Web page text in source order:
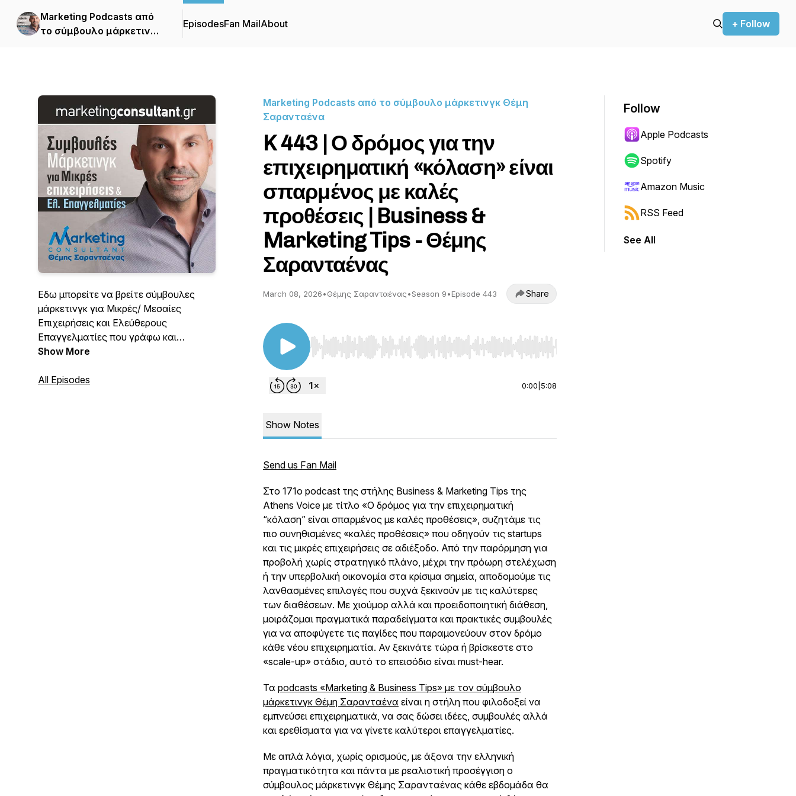
Marketing Podcasts από
το σύμβουλο μάρκετινγκ
EpisodesFan MailAbout + Follow
Εδω μπορείτε να βρείτε σύμβουλες
μάρκετινγκ για Μικρές/ Μεσαίες
Επιχειρήσεις και Ελεύθερους
Επαγγελματίες που γράφω και
ηχογραφώ για εσάς. Μπορείτε να
κινητό σας το ΔΩΡΕΑΝ application
Show More
All Episodes
Marketing Podcasts από το σύμβουλο μάρκετινγκ Θέμη
Σαρανταένα
K 443 | Ο δρόμος για την
επιχειρηματική «κόλαση» είναι
σπαρμένος με καλές
προθέσεις | Business &
Marketing Tips - Θέμης
Σαρανταένας
March 08, 2026•Θέμης Σαρανταένας•Season 9•Episode 443 Share
Use Left/Right to seek, Home/End to jump to start or end. Hold shift to jump forward or backward.
0:00 5:08
Show Notes
Send us Fan Mail
Στο 171o podcast της στήλης Business & Marketing Tips της
Athens Voice με τίτλο «Ο δρόμος για την επιχειρηματική
“κόλαση” είναι σπαρμένος με καλές προθέσεις», συζητάμε τις
πιο συνηθισμένες «καλές προθέσεις» που οδηγούν τις startups
και τις μικρές επιχειρήσεις σε αδιέξοδο. Από την παρόρμηση για
προβολή χωρίς στρατηγικό πλάνο, μέχρι την πρόωρη στελέχωση
ή την υπερβολική οικονομία στα κρίσιμα σημεία, αποδομούμε τις
λανθασμένες επιλογές που συχνά ξεκινούν με τις καλύτερες
των διαθέσεων. Με χιούμορ αλλά και προειδοποιητική διάθεση,
μοιράζομαι πραγματικά παραδείγματα και πρακτικές συμβουλές
για να αποφύγετε τις παγίδες που παραμονεύουν στον δρόμο
κάθε νέου επιχειρηματία. Αν ξεκινάτε τώρα ή βρίσκεστε στο
«scale-up» στάδιο, αυτό το επεισόδιο είναι must-hear.
Τα podcasts «Marketing & Business Tips» με τον σύμβουλο
μάρκετινγκ Θέμη Σαρανταένα είναι η στήλη που φιλοδοξεί να
εμπνεύσει επιχειρηματικά, να σας δώσει ιδέες, συμβουλές αλλά
και ερεθίσματα για να γίνετε καλύτεροι επαγγελματίες.
Με απλά λόγια, χωρίς ορισμούς, με άξονα την ελληνική
πραγματικότητα και πάντα με ρεαλιστική προσέγγιση ο
σύμβουλος μάρκετινγκ Θέμης Σαρανταένας κάθε εβδομάδα θα
Follow
Apple Podcasts
Spotify
Amazon Music
RSS Feed
See All